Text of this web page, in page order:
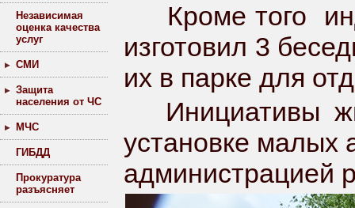
Независимая
оценка качества
услуг
СМИ
Защита
населения от ЧС
МЧС
ГИБДД
Прокуратура
разъясняет
Кроме того
изготовил 3
их в парке для
Инициативы
установке малых
администрацией